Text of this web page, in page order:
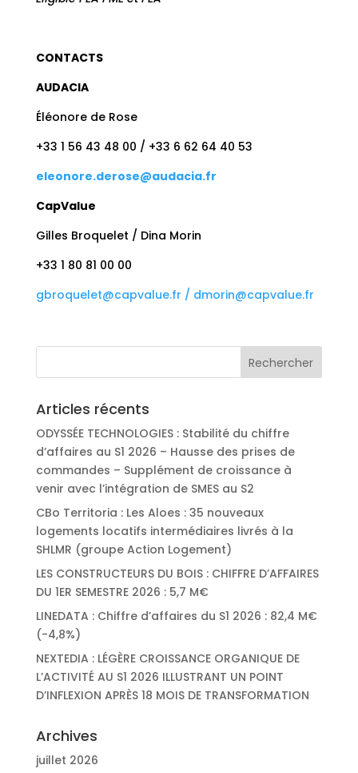
CONTACTS
AUDACIA
Éléonore de Rose
+33 1 56 43 48 00 / +33 6 62 64 40 53
eleonore.derose@audacia.fr
CapValue
Gilles Broquelet / Dina Morin
+33 1 80 81 00 00
gbroquelet@capvalue.fr / dmorin@capvalue.fr
Articles récents
ODYSSÉE TECHNOLOGIES : Stabilité du chiffre
d’affaires au S1 2026 – Hausse des prises de
commandes – Supplément de croissance à
venir avec l’intégration de SMES au S2
CBo Territoria : Les Aloes : 35 nouveaux
logements locatifs intermédiaires livrés à la
SHLMR (groupe Action Logement)
LES CONSTRUCTEURS DU BOIS : CHIFFRE D’AFFAIRES
DU 1ER SEMESTRE 2026 : 5,7 M€
LINEDATA : Chiffre d’affaires du S1 2026 : 82,4 M€
(-4,8%)
NEXTEDIA : LÉGÈRE CROISSANCE ORGANIQUE DE
L’ACTIVITÉ AU S1 2026 ILLUSTRANT UN POINT
D’INFLEXION APRÈS 18 MOIS DE TRANSFORMATION
Archives
juillet 2026